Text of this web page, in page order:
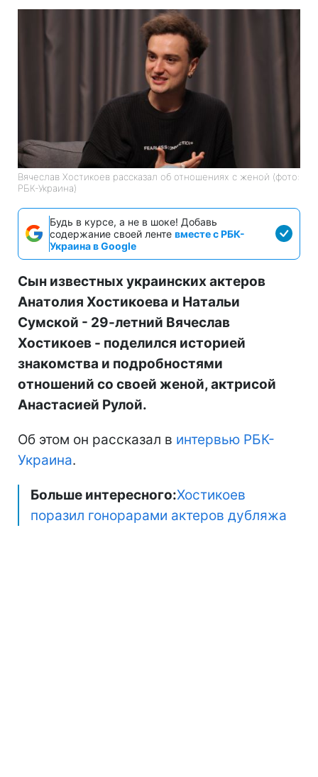
Вячеслав Хостикоев рассказал об отношениях с женой (фото:
РБК-Украина)
Будь в курсе, а не в шоке! Добавь
содержание своей ленте вместе с РБК-
Украина в Google
Сын известных украинских актеров
Анатолия Хостикоева и Натальи
Сумской - 29-летний Вячеслав
Хостикоев - поделился историей
знакомства и подробностями
отношений со своей женой, актрисой
Анастасией Рулой.
Об этом он рассказал в интервью РБК-
Украина.
Больше интересного:Хостикоев
поразил гонорарами актеров дубляжа